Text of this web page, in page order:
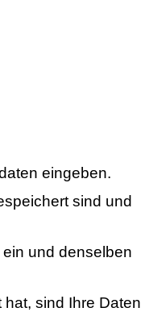
eingeben.
sind und
und denselben
sind Ihre Daten